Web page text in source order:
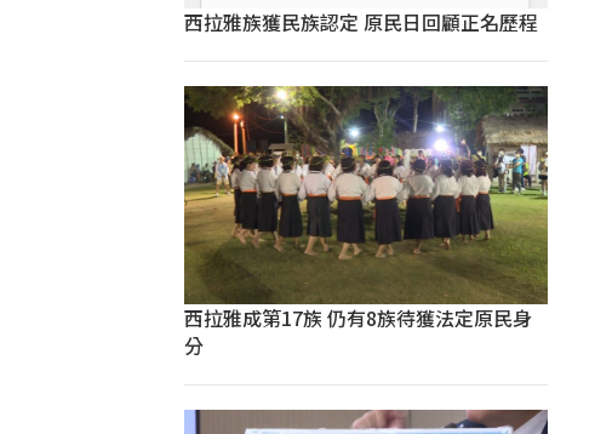
西拉雅族獲民族認定 原民日回顧正名歷程
西拉雅成第17族 仍有8族待獲法定原民身
分